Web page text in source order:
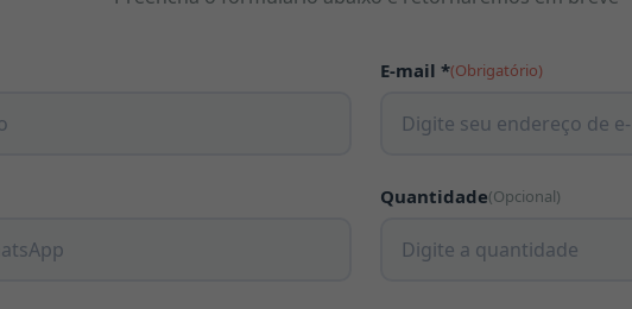
E-mail *(Obrigatório)
Quantidade(Opcional)